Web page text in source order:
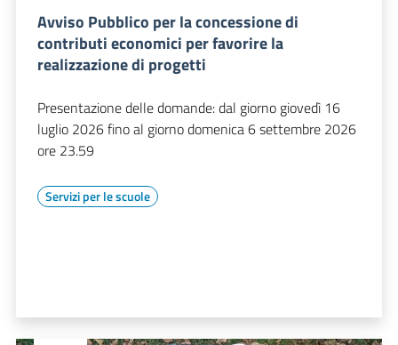
Avviso Pubblico per la concessione di
contributi economici per favorire la
realizzazione di progetti
Presentazione delle domande: dal giorno giovedì 16
luglio 2026 fino al giorno domenica 6 settembre 2026
ore 23.59
Servizi per le scuole